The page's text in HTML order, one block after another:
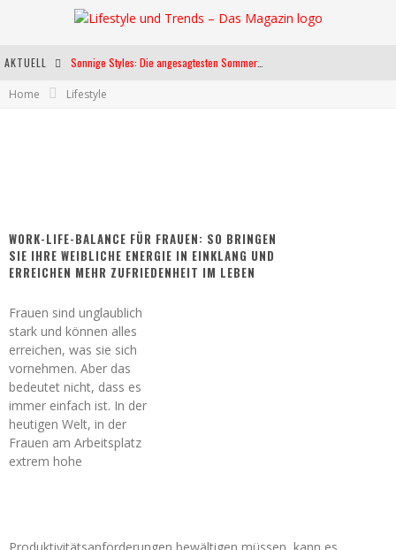
AKTUELL
Home Lifestyle
WORK-LIFE-BALANCE FÜR FRAUEN: SO BRINGEN
SIE IHRE WEIBLICHE ENERGIE IN EINKLANG UND
ERREICHEN MEHR ZUFRIEDENHEIT IM LEBEN
Frauen sind unglaublich
stark und können alles
erreichen, was sie sich
vornehmen. Aber das
bedeutet nicht, dass es
immer einfach ist. In der
heutigen Welt, in der
Frauen am Arbeitsplatz
extrem hohe